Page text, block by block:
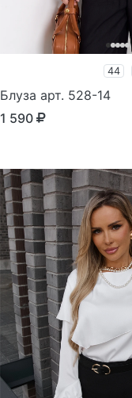
44
Блуза арт. 528-14
1 590